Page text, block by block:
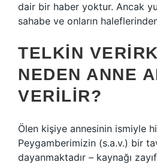
dair bir haber yoktur. Ancak
sahabe ve onların
TELKIN
NEDEN ANNE
VERILIR?
Ölen kişiye annesinin ismiyle
Peygamberimizin (s.a.v.) bir
dayanmaktadır – kaynağı